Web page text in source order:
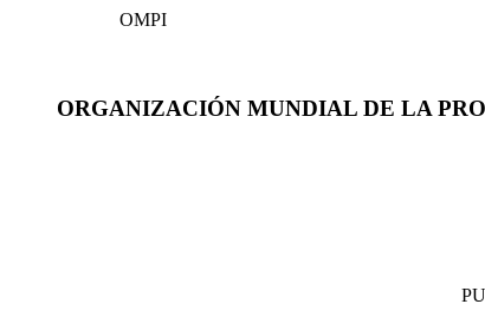
OMPI
ORGANIZACIÓN MUNDIAL DE LA